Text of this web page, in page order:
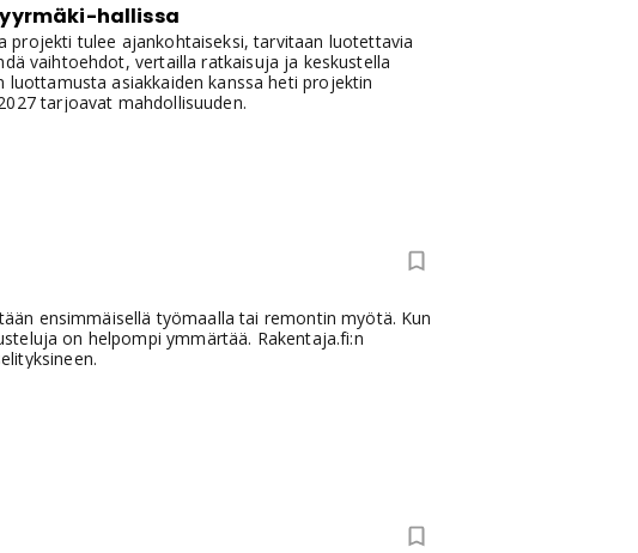
hallissa
projekti tulee ajankohtaiseksi, tarvitaan luotettavia
vaihtoehdot, vertailla ratkaisuja ja keskustella
asiakkaiden kanssa heti projektin
tarjoavat mahdollisuuden.
ensimmäisellä työmaalla tai remontin myötä. Kun
on helpompi ymmärtää. Rakentaja.fi:n